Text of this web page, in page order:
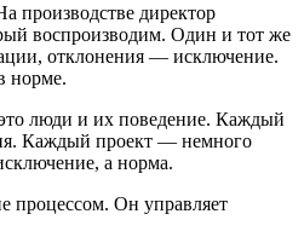
производстве директор
воспроизводим. Один и тот же
отклонения — исключение.
норме.
люди и их поведение. Каждый
Каждый проект — немного
а норма.
процессом. Он управляет